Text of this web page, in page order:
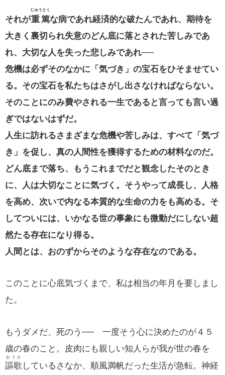
それが重篤
じゅうとく
な病であれ経済的な破たんであれ、期待を
大きく裏切られ失意のどん底に落とされた苦しみであ
れ、大切な人を失った悲しみであれ──
危機は必ずそのなかに「気づき」の宝石をひそませてい
る。その宝石を私たちはさがし出さなければならない。
そのことにのみ費やされる一生であると言っても言い過
ぎではないはずだ。
人生に訪れるさまざまな危機や苦しみは、すべて「気づ
き」を促し、真の人間性を獲得するための材料なのだ。
どん底まで落ち、もうこれまでだと観念したそのとき
に、人は大切なことに気づく。そうやって成長し、人格
を高め、次いで内なる本質的な生命の力をも高める。そ
してついには、いかなる世の事象にも微動だにしない超
然たる存在になり得る。
人間とは、おのずからそのような存在なのである。
このことに心底気づくまで、私は相当の年月を要しまし
た。
もうダメだ、死のう── 一度そう心に決めたのが４５
歳の春のこと。皮肉にも親しい知人らが我が世の春を
謳歌
おうか
しているさなか、順風満帆だった生活が急転。神経